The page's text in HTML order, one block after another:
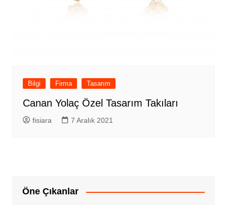
Bilgi Firma Tasarım
Canan Yolaç Özel Tasarım Takıları
fisiara 7 Aralık 2021
Öne Çıkanlar